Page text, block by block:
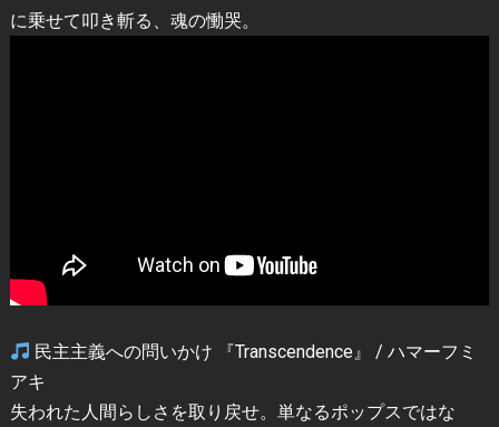
に乗せて叩き斬る、魂の慟哭。
民主主義への問いかけ 『Transcendence』 / ハマーフミ
アキ
失われた人間らしさを取り戻せ。単なるポップスではな